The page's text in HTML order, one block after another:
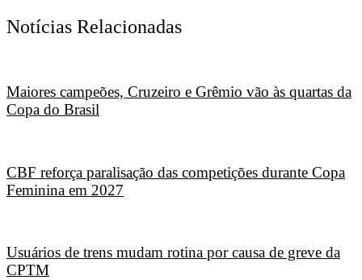
Notícias Relacionadas
Maiores campeões, Cruzeiro e Grêmio vão às quartas da
Copa do Brasil
CBF reforça paralisação das competições durante Copa
Feminina em 2027
Usuários de trens mudam rotina por causa de greve da
CPTM